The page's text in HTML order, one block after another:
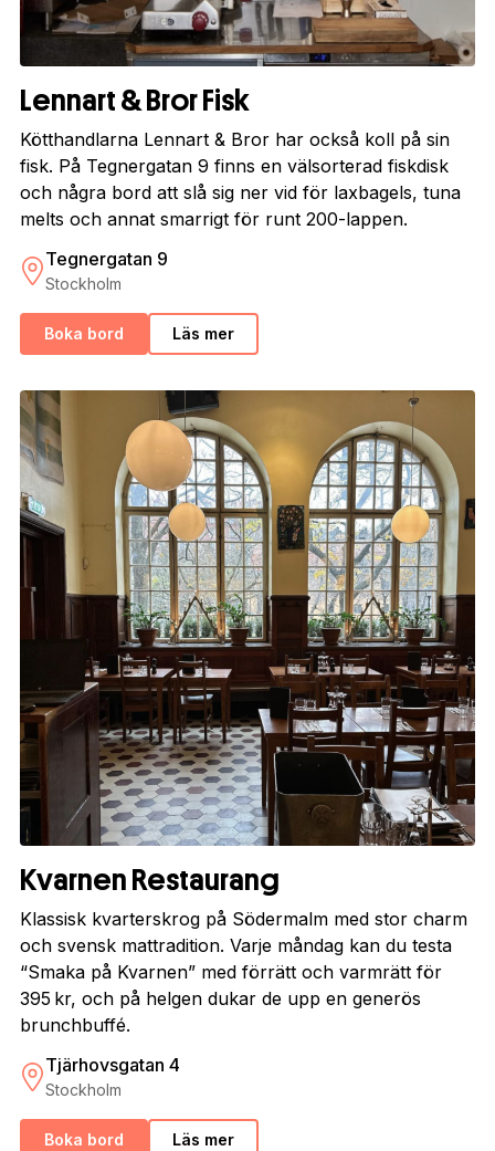
Lennart & Bror Fisk
Kötthandlarna Lennart & Bror har också koll på sin
fisk. På Tegnergatan 9 finns en välsorterad fiskdisk
och några bord att slå sig ner vid för laxbagels, tuna
melts och annat smarrigt för runt 200-lappen.
Tegnergatan 9
Stockholm
Boka bord Läs mer
Kvarnen Restaurang
Klassisk kvarterskrog på Södermalm med stor charm
och svensk mattradition. Varje måndag kan du testa
“Smaka på Kvarnen” med förrätt och varmrätt för
395 kr, och på helgen dukar de upp en generös
brunchbuffé.
Tjärhovsgatan 4
Stockholm
Boka bord Läs mer